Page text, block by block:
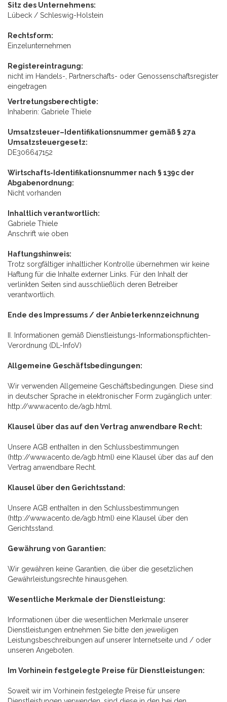
Sitz des Unternehmens:
Lübeck / Schleswig-Holstein
Rechtsform:
Einzelunternehmen
Registereintragung:
nicht im Handels-, Partnerschafts- oder Genossenschaftsregister
eingetragen
Vertretungsberechtigte:
Inhaberin: Gabriele Thiele
Umsatzsteuer–Identifikationsnummer gemäß § 27a
Umsatzsteuergesetz:
DE306647152
Wirtschafts-Identifikationsnummer nach § 139c der
Abgabenordnung:
Nicht vorhanden
Inhaltlich verantwortlich:
Gabriele Thiele
Anschrift wie oben
Haftungshinweis:
Trotz sorgfältiger inhaltlicher Kontrolle übernehmen wir keine
Haftung für die Inhalte externer Links. Für den Inhalt der
verlinkten Seiten sind ausschließlich deren Betreiber
verantwortlich.
Ende des Impressums / der Anbieterkennzeichnung
II. Informationen gemäß Dienstleistungs-Informationspflichten-
Verordnung (DL-InfoV)
Allgemeine Geschäftsbedingungen:
Wir verwenden Allgemeine Geschäftsbedingungen. Diese sind
in deutscher Sprache in elektronischer Form zugänglich unter:
http://www.acento.de/agb.html.
Klausel über das auf den Vertrag anwendbare Recht:
Unsere AGB enthalten in den Schlussbestimmungen
(http://www.acento.de/agb.html) eine Klausel über das auf den
Vertrag anwendbare Recht.
Klausel über den Gerichtsstand:
Unsere AGB enthalten in den Schlussbestimmungen
(http://www.acento.de/agb.html) eine Klausel über den
Gerichtsstand.
Gewährung von Garantien:
Wir gewähren keine Garantien, die über die gesetzlichen
Gewährleistungsrechte hinausgehen.
Wesentliche Merkmale der Dienstleistung:
Informationen über die wesentlichen Merkmale unserer
Dienstleistungen entnehmen Sie bitte den jeweiligen
Leistungsbeschreibungen auf unserer Internetseite und / oder
unseren Angeboten.
Im Vorhinein festgelegte Preise für Dienstleistungen:
Soweit wir im Vorhinein festgelegte Preise für unsere